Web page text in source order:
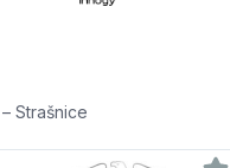
Strašnice